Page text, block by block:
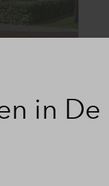
in De